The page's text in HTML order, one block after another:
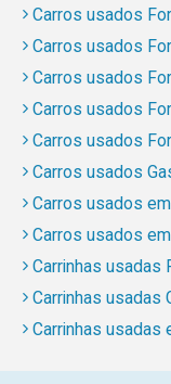
Carros usados
Carros usados
Carros usados
Carros usados
Carros usados
Carros usados
Carros usados
Carros usados
Carrinhas usadas
Carrinhas usadas
Carrinhas usadas